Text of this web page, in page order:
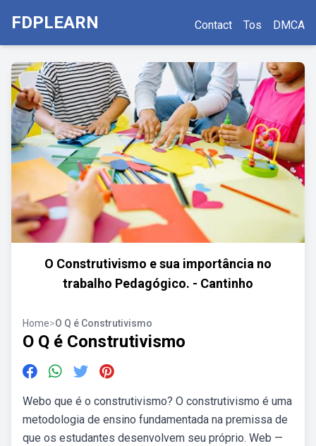
FDPLEARN Contact Tos DMCA
O Construtivismo e sua importância no
trabalho Pedagógico. - Cantinho
Home>O Q é Construtivismo
O Q é Construtivismo
Webo que é o construtivismo? O construtivismo é uma
metodologia de ensino fundamentada na premissa de
que os estudantes desenvolvem seu próprio. Web —